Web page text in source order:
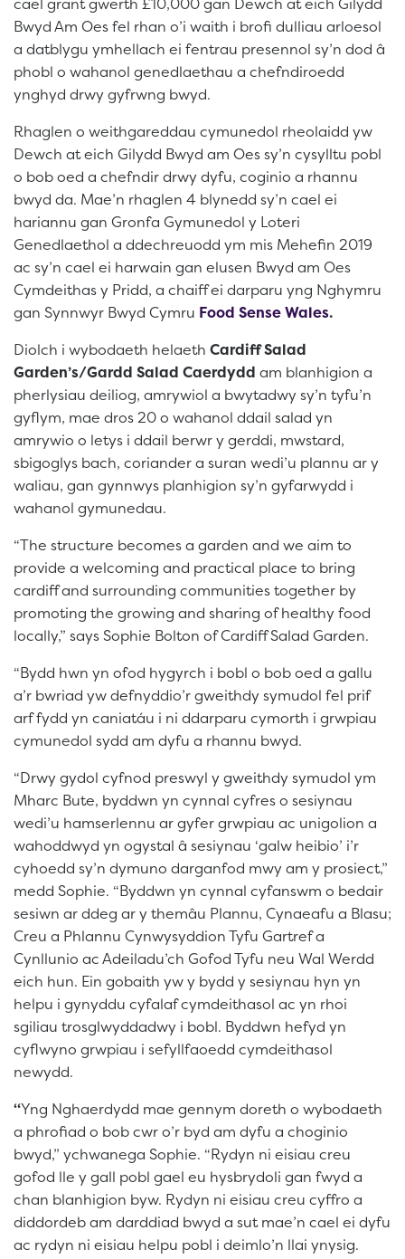
Bwyd Am Oes fel rhan o’i waith i brofi dulliau arloesol
a datblygu ymhellach ei fentrau presennol sy’n dod â
phobl o wahanol genedlaethau a chefndiroedd
ynghyd drwy gyfrwng bwyd.
Rhaglen o weithgareddau cymunedol rheolaidd yw
Dewch at eich Gilydd Bwyd am Oes sy’n cysylltu pobl
o bob oed a chefndir drwy dyfu, coginio a rhannu
bwyd da. Mae’n rhaglen 4 blynedd sy’n cael ei
hariannu gan Gronfa Gymunedol y Loteri
Genedlaethol a ddechreuodd ym mis Mehefin 2019
ac sy’n cael ei harwain gan elusen Bwyd am Oes
Cymdeithas y Pridd, a chaiff ei darparu yng Nghymru
gan Synnwyr Bwyd Cymru Food Sense Wales.
Diolch i wybodaeth helaeth Cardiff Salad
Garden’s/Gardd Salad Caerdydd am blanhigion a
pherlysiau deiliog, amrywiol a bwytadwy sy’n tyfu’n
gyflym, mae dros 20 o wahanol ddail salad yn
amrywio o letys i ddail berwr y gerddi, mwstard,
sbigoglys bach, coriander a suran wedi’u plannu ar y
waliau, gan gynnwys planhigion sy’n gyfarwydd i
wahanol gymunedau.
“The structure becomes a garden and we aim to
provide a welcoming and practical place to bring
cardiff and surrounding communities together by
promoting the growing and sharing of healthy food
locally,” says Sophie Bolton of Cardiff Salad Garden.
“Bydd hwn yn ofod hygyrch i bobl o bob oed a gallu
a’r bwriad yw defnyddio’r gweithdy symudol fel prif
arf fydd yn caniatáu i ni ddarparu cymorth i grwpiau
cymunedol sydd am dyfu a rhannu bwyd.
“Drwy gydol cyfnod preswyl y gweithdy symudol ym
Mharc Bute, byddwn yn cynnal cyfres o sesiynau
wedi’u hamserlennu ar gyfer grwpiau ac unigolion a
wahoddwyd yn ogystal â sesiynau ‘galw heibio’ i’r
cyhoedd sy’n dymuno darganfod mwy am y prosiect,”
medd Sophie. “Byddwn yn cynnal cyfanswm o bedair
sesiwn ar ddeg ar y themâu Plannu, Cynaeafu a Blasu;
Creu a Phlannu Cynwysyddion Tyfu Gartref a
Cynllunio ac Adeiladu’ch Gofod Tyfu neu Wal Werdd
eich hun. Ein gobaith yw y bydd y sesiynau hyn yn
helpu i gynyddu cyfalaf cymdeithasol ac yn rhoi
sgiliau trosglwyddadwy i bobl. Byddwn hefyd yn
cyflwyno grwpiau i sefyllfaoedd cymdeithasol
newydd.
“Yng Nghaerdydd mae gennym doreth o wybodaeth
a phrofiad o bob cwr o’r byd am dyfu a choginio
bwyd,” ychwanega Sophie. “Rydyn ni eisiau creu
gofod lle y gall pobl gael eu hysbrydoli gan fwyd a
chan blanhigion byw. Rydyn ni eisiau creu cyffro a
diddordeb am darddiad bwyd a sut mae’n cael ei dyfu
ac rydyn ni eisiau helpu pobl i deimlo’n llai ynysig.